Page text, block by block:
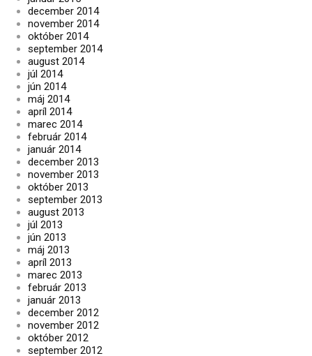
december 2014
november 2014
október 2014
september 2014
august 2014
júl 2014
jún 2014
máj 2014
apríl 2014
marec 2014
február 2014
január 2014
december 2013
november 2013
október 2013
september 2013
august 2013
júl 2013
jún 2013
máj 2013
apríl 2013
marec 2013
február 2013
január 2013
december 2012
november 2012
október 2012
september 2012